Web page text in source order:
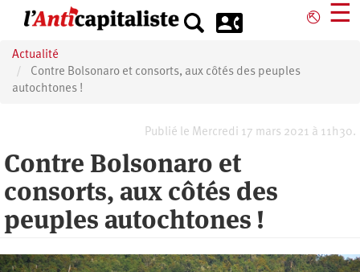
principal
⎋ ☰
Actualité
Contre Bolsonaro et consorts, aux côtés des peuples
autochtones !
Publié le Mercredi 17 mars 2021 à 11h30.
Contre Bolsonaro et
consorts, aux côtés des
peuples autochtones !